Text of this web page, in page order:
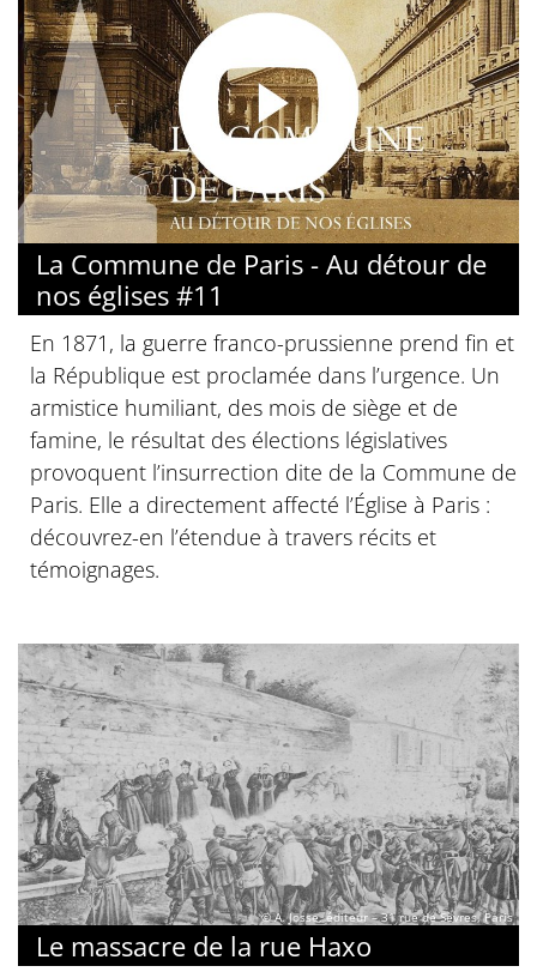
La Commune de Paris - Au détour de
nos églises #11
En 1871, la guerre franco-prussienne prend fin et
la République est proclamée dans l’urgence. Un
armistice humiliant, des mois de siège et de
famine, le résultat des élections législatives
provoquent l’insurrection dite de la Commune de
Paris. Elle a directement affecté l’Église à Paris :
découvrez-en l’étendue à travers récits et
témoignages.
© A. Josse, éditeur – 31 rue de Sèvres, Paris
Le massacre de la rue Haxo